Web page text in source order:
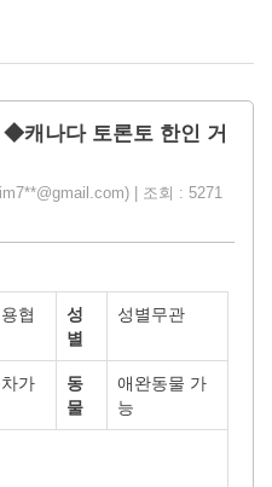
나다 토론토 한인 거
| 조회 : 5271
협
성
별
성별무관
가
동
물
애완동물 가
능